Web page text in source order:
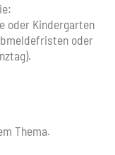
oder Kindergarten
oder
Thema.